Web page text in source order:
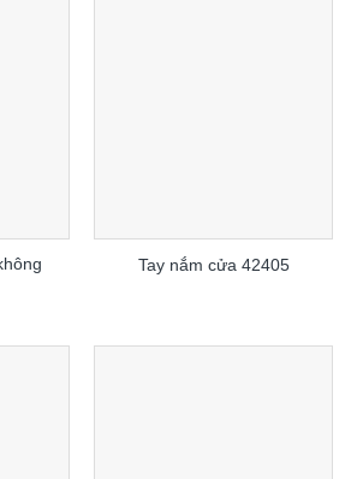
Tay nắm cửa 42405